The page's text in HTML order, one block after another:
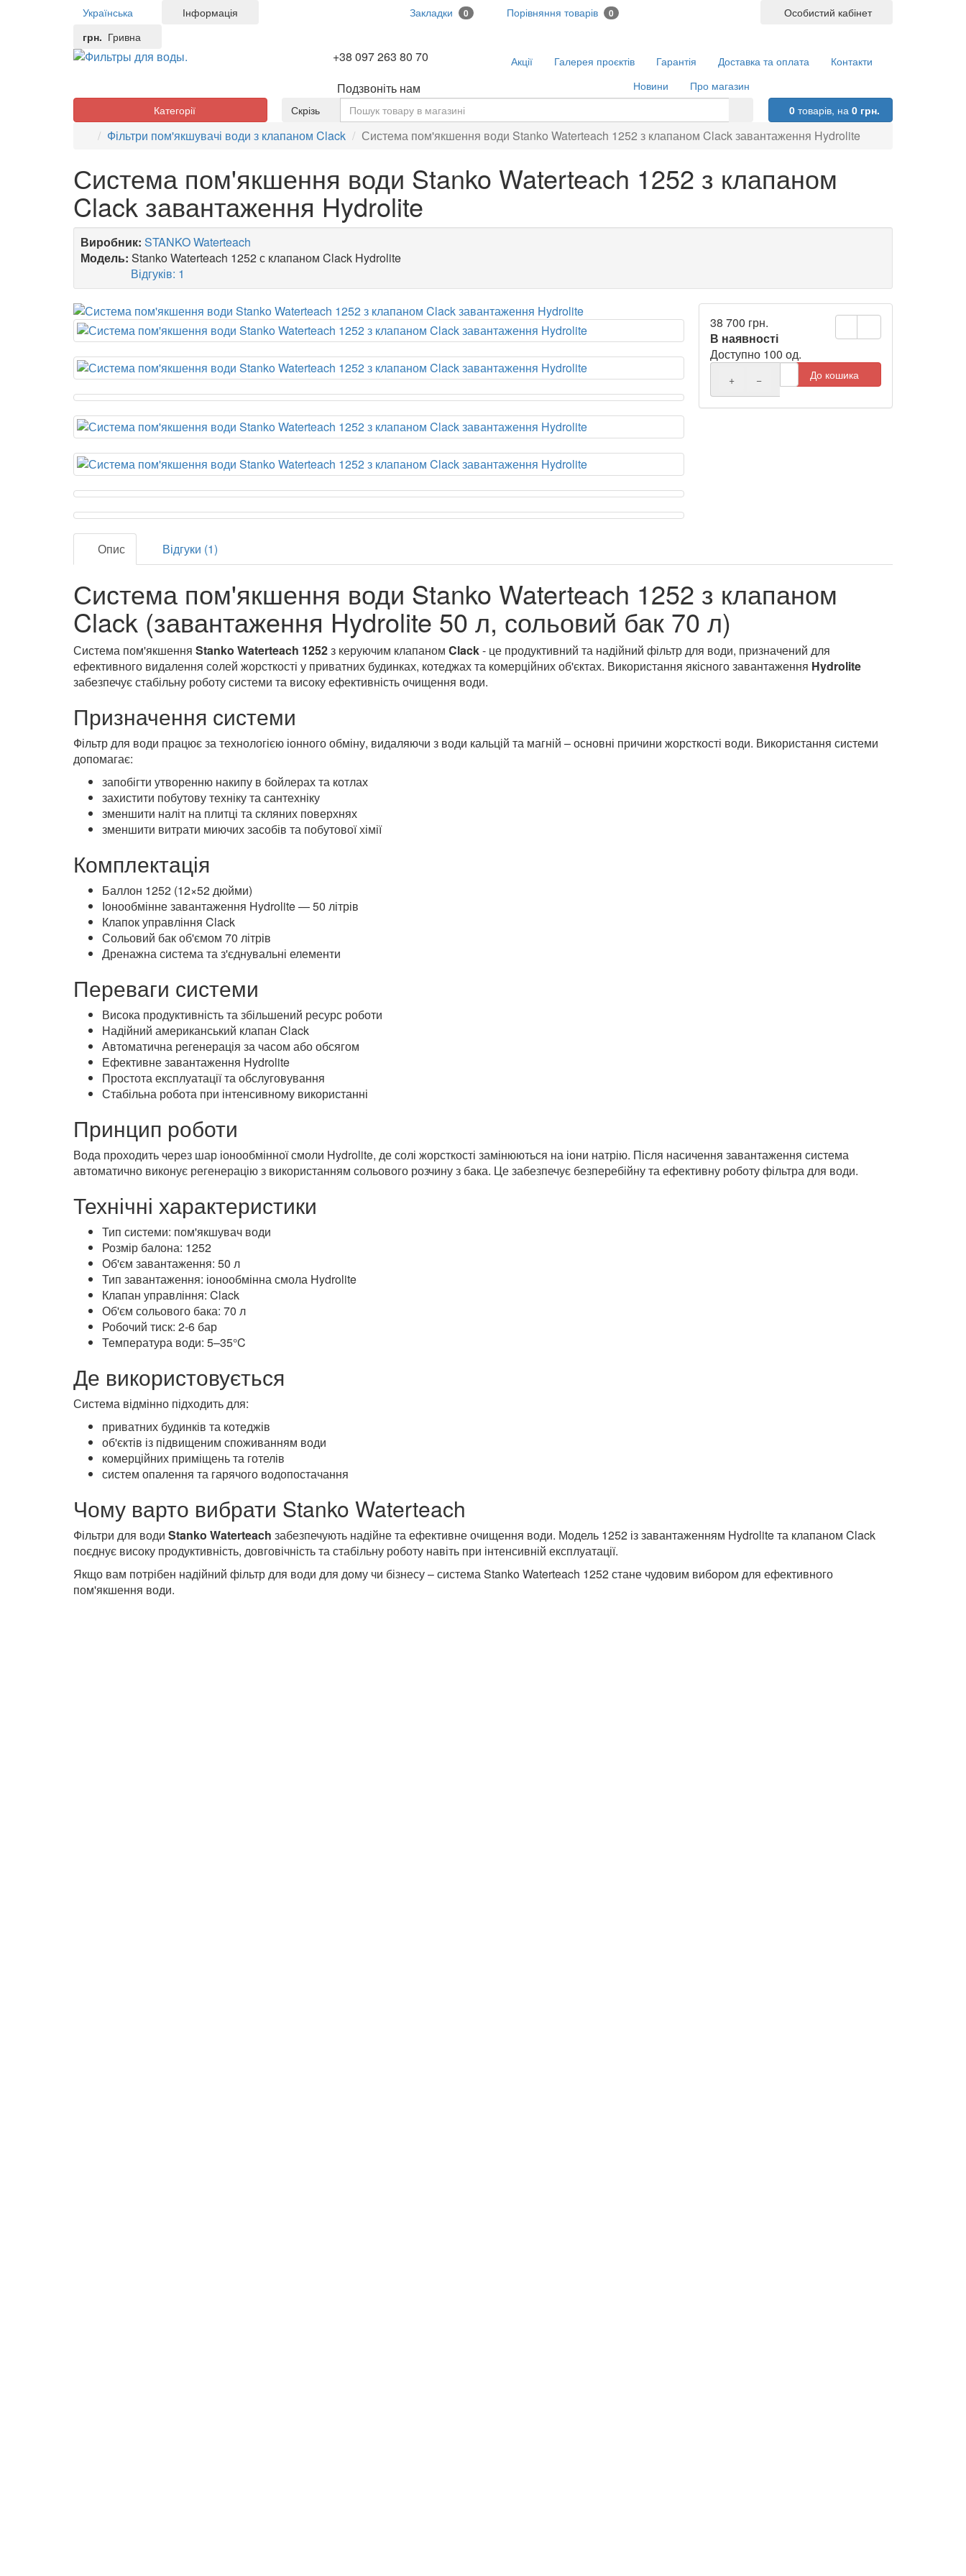
Українська
грн. Гривна
Особистий кабінет
Інформація Закладки 0 Порівняння товарів 0
+38 097 263 80 70
Подзвоніть нам
Акції Галерея проєктів Гарантія Доставка та оплата
Контакти
Новини
Про магазин
Скрізь
0 товарів, на0 грн.
Категорії
Фільтри пом'якшувачі води з клапаном Clack Система пом'якшення води Stanko Waterteach 1252 з клапаном Clack завантаження Hydrolite
Система пом'якшення води Stanko Waterteach 1252 з клапаном
Clack завантаження Hydrolite
Виробник: STANKO Waterteach
Модель: Stanko Waterteach 1252 с клапаном Clack Hydrolite
Відгуків: 1
38 700 грн.
В наявності
Доступно 100 од.
+ − До кошика
Опис Відгуки (1)
Система пом'якшення води Stanko Waterteach 1252 з клапаном
Clack (завантаження Hydrolite 50 л, сольовий бак 70 л)
Система пом'якшення Stanko Waterteach 1252 з керуючим клапаном
- це продуктивний та надійний фільтр для води, призначений для
ефективного видалення солей жорсткості у приватних будинках, котеджах та комерційних об'єктах. Використання якісного завантаженняHydrolite
забезпечує стабільну роботу системи та високу ефективність очищення води.
Призначення системи
Фільтр для води працює за технологією іонного обміну, видаляючи з води кальцій та магній – основні причини жорсткості води. Використання системи
запобігти утворенню накипу в бойлерах та котлах
захистити побутову техніку та сантехніку
зменшити наліт на плитці та скляних поверхнях
зменшити витрати миючих засобів та побутової хімії
Комплектація
Іонообмінне завантаження Hydrolite — 50 літрів
Клапок управління Clack
Сольовий бак об'ємом 70 літрів
Дренажна система та з'єднувальні елементи
Переваги системи
Висока продуктивність та збільшений ресурс роботи
Автоматична регенерація за часом або обсягом
Ефективне завантаження Hydrolite
Простота експлуатації та обслуговування
Стабільна робота при інтенсивному використанні
Принцип роботи
Вода проходить через шар іонообмінної смоли Hydrolite, де солі жорсткості замінюються на іони натрію. Після насичення завантаження система
автоматично виконує регенерацію з використанням сольового розчину з бака. Це забезпечує безперебійну та ефективну роботу фільтра для води.
Технічні характеристики
Тип системи: пом'якшувач води
Розмір балона: 1252
Об'єм завантаження: 50 л
Клапан управління: Clack
Об'єм сольового бака: 70 л
Робочий тиск: 2-6 бар
Температура води: 5–35°C
Де використовується
приватних будинків та котеджів
об'єктів із підвищеним споживанням води
комерційних приміщень та готелів
систем опалення та гарячого водопостачання
Чому варто вибрати Stanko Waterteach